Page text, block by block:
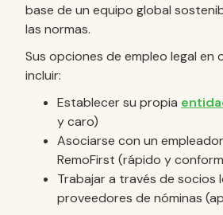
base de un equipo global
las normas.
Sus opciones de empleo legal en
incluir:
Establecer su propia
y caro)
Asociarse con un
RemoFirst (rápido y
Trabajar a través de socios
proveedores de nóminas